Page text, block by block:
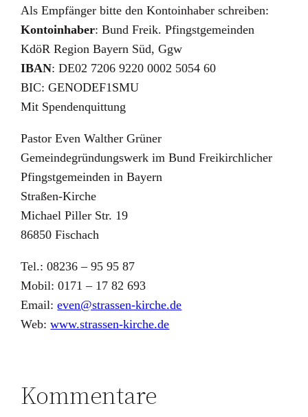
Als Empfänger bitte den Kontoinhaber schreiben:
Kontoinhaber: Bund Freik. Pfingstgemeinden
KdöR Region Bayern Süd, Ggw
IBAN: DE02 7206 9220 0002 5054 60
BIC: GENODEF1SMU
Mit Spendenquittung
Pastor Even Walther Grüner
Gemeindegründungswerk im Bund Freikirchlicher
Pfingstgemeinden in Bayern
Straßen-Kirche
Michael Piller Str. 19
86850 Fischach
Tel.: 08236 – 95 95 87
Mobil: 0171 – 17 82 693
Email:even@strassen-kirche.de
Web:www.strassen-kirche.de
Kommentare